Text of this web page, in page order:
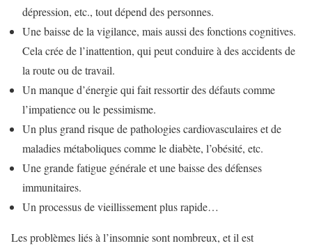
dépression, etc., tout dépend des personnes.
Une baisse de la vigilance, mais aussi des fonctions cognitives.
Cela crée de l’inattention, qui peut conduire à des accidents de
la route ou de travail.
Un manque d’énergie qui fait ressortir des défauts comme
l’impatience ou le pessimisme.
Un plus grand risque de pathologies cardiovasculaires et de
maladies métaboliques comme le diabète, l’obésité, etc.
Une grande fatigue générale et une baisse des défenses
immunitaires.
Un processus de vieillissement plus rapide…
Les problèmes liés à l’insomnie sont nombreux, et il est